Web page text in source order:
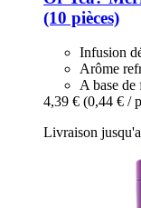
(10 pièces)
Infusion
Arôme
A base de
4,39 € (0,44 € /
Livraison